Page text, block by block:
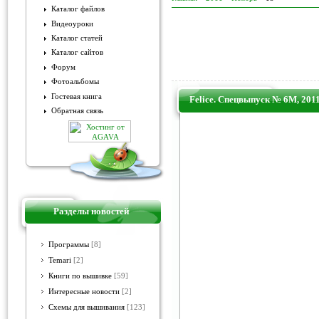
Каталог файлов
Видеоуроки
Каталог статей
Каталог сайтов
Форум
Фотоальбомы
Гостевая книга
Обратная связь
Разделы новостей
Программы [8]
Temari [2]
Книги по вышивке [59]
Интересные новости [2]
Схемы для вышивания [123]
Felice. Спецвыпуск № 6М,